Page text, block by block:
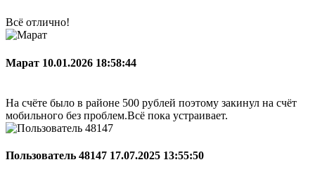
Всё отлично!
Марат 10.01.2026 18:58:44
На счёте было в районе 500 рублей поэтому закинул на счёт
мобильного без проблем.Всё пока устраивает.
Пользователь 48147 17.07.2025 13:55:50